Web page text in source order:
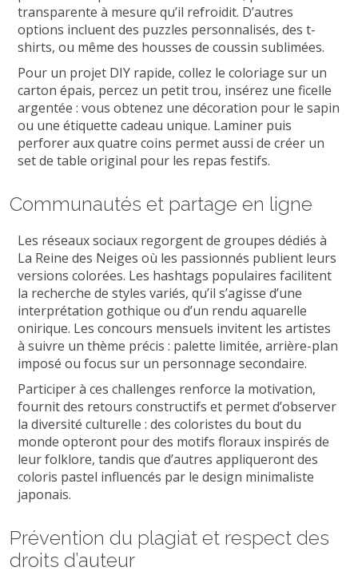
transparente à mesure qu’il refroidit. D’autres
options incluent des puzzles personnalisés, des t-
shirts, ou même des housses de coussin sublimées.
Pour un projet DIY rapide, collez le coloriage sur un
carton épais, percez un petit trou, insérez une ficelle
argentée : vous obtenez une décoration pour le sapin
ou une étiquette cadeau unique. Laminer puis
perforer aux quatre coins permet aussi de créer un
set de table original pour les repas festifs.
Communautés et partage en ligne
Les réseaux sociaux regorgent de groupes dédiés à
La Reine des Neiges où les passionnés publient leurs
versions colorées. Les hashtags populaires facilitent
la recherche de styles variés, qu’il s’agisse d’une
interprétation gothique ou d’un rendu aquarelle
onirique. Les concours mensuels invitent les artistes
à suivre un thème précis : palette limitée, arrière-plan
imposé ou focus sur un personnage secondaire.
Participer à ces challenges renforce la motivation,
fournit des retours constructifs et permet d’observer
la diversité culturelle : des coloristes du bout du
monde opteront pour des motifs floraux inspirés de
leur folklore, tandis que d’autres appliqueront des
coloris pastel influencés par le design minimaliste
japonais.
Prévention du plagiat et respect des
droits d’auteur